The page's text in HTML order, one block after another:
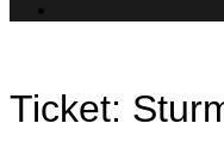
Ticket: